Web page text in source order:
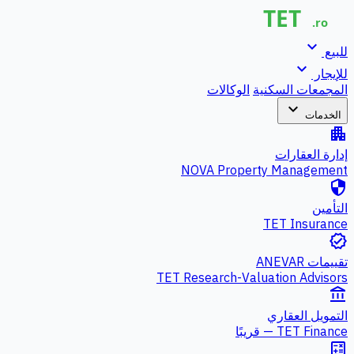
للبيع expand_more
للإيجار expand_more
المجمعات السكنية الوكالات
الخدمات expand_more
apartment
إدارة العقارات
NOVA Property Management
security
التأمين
TET Insurance
verified
تقييمات ANEVAR
TET Research-Valuation Advisors
account_balance
التمويل العقاري
TET Finance — قريبًا
calculate